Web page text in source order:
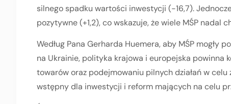
silnego spadku wartości inwestycji (-16,7).
pozytywne (+1,2), co wskazuje, że wiele MŚP nadal
Według Pana Gerharda Huemera, aby MŚP mogły
na Ukrainie, polityka krajowa i europejska powinna
towarów oraz podejmowaniu pilnych działań w
wstępny dla inwestycji i reform mających na celu